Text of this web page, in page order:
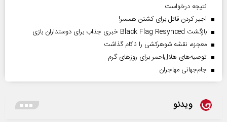
نتیجه درخواست
اجیر کردن قاتل برای کشتن همسر!
بازگشت Black Flag Resynced خبری جذاب برای دوستداران بازی
معجزه، نقشه شوهرکشی را ناکام گذاشت
توصیه‌های هلال‌احمر برای روز‌های گرم
جام‌جهانی مهاجران
ویدئو